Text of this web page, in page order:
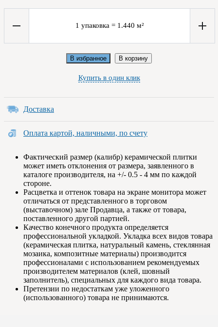
1 упаковка = 1.440 м²
В избранное В корзину
Купить в один клик
Доставка
Оплата картой, наличными, по счету
Фактический размер (калибр) керамической плитки
может иметь отклонения от размера, заявленного в
каталоге производителя, на +/- 0.5 - 4 мм по каждой
стороне.
Расцветка и оттенок товара на экране монитора может
отличаться от представленного в торговом
(выставочном) зале Продавца, а также от товара,
поставленного другой партией.
Качество конечного продукта определяется
профессиональной укладкой. Укладка всех видов товара
(керамическая плитка, натуральный камень, стеклянная
мозаика, композитные материалы) производится
профессионалами с использованием рекомендуемых
производителем материалов (клей, шовный
заполнитель), специальных для каждого вида товара.
Претензии по недостаткам уже уложенного
(использованного) товара не принимаются.